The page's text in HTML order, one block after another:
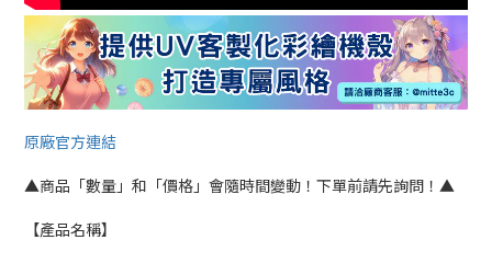
原廠官方連結
▲商品「數量」和「價格」會隨時間變動！下單前請先詢問！▲
【產品名稱】